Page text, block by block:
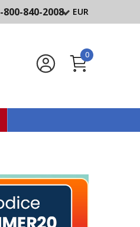
800-840-2008 EUR
0